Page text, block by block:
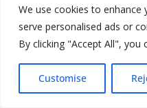
We use cookies to enhance
serve personalised ads or
By clicking "Accept All",
Customise
Маркус ответил
— Нет. Я бы пожалел,
Дверь закрылась.